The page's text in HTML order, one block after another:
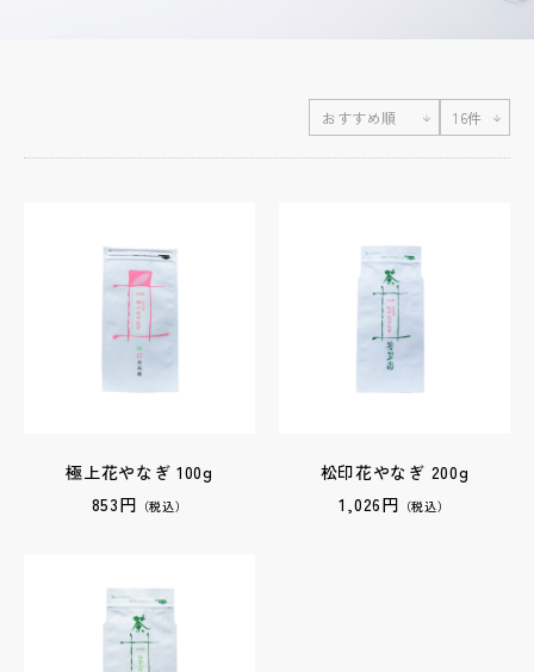
おすすめ順 16件
極上花やなぎ 100g
853円 （税込）
松印花やなぎ 200g
1,026円 （税込）